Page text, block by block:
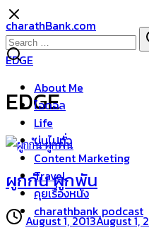
Skip
to
content
charathBank.com
About Me
ไอดอล
Life
บ่นไปทั่ว
Content Marketing
Travel
คุยเรื่องหนัง
charathbank podcast
Search
for:
EDGE
EDGE
ผูกกัน ผูกพัน
August 1, 2013August 1,